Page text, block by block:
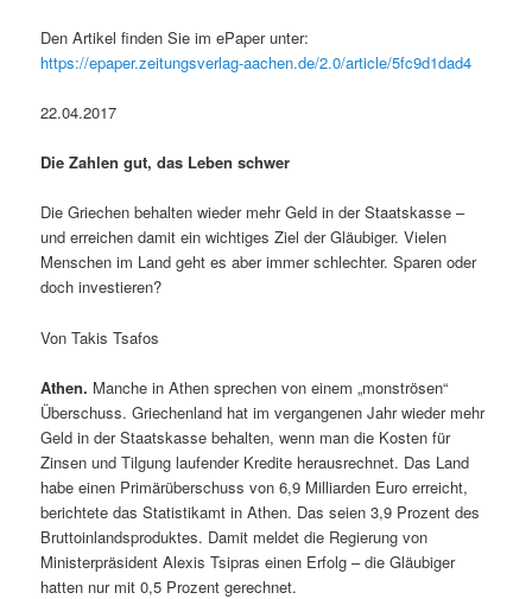
Den Artikel finden Sie im ePaper unter:
https://epaper.zeitungsverlag-aachen.de/2.0/article/5fc9d1dad4
22.04.2017
Die Zahlen gut, das Leben schwer
Die Griechen behalten wieder mehr Geld in der Staatskasse –
und erreichen damit ein wichtiges Ziel der Gläubiger. Vielen
Menschen im Land geht es aber immer schlechter. Sparen oder
doch investieren?
Von Takis Tsafos
Athen. Manche in Athen sprechen von einem „monströsen“
Überschuss. Griechenland hat im vergangenen Jahr wieder mehr
Geld in der Staatskasse behalten, wenn man die Kosten für
Zinsen und Tilgung laufender Kredite herausrechnet. Das Land
habe einen Primärüberschuss von 6,9 Milliarden Euro erreicht,
berichtete das Statistikamt in Athen. Das seien 3,9 Prozent des
Bruttoinlandsproduktes. Damit meldet die Regierung von
Ministerpräsident Alexis Tsipras einen Erfolg – die Gläubiger
hatten nur mit 0,5 Prozent gerechnet.